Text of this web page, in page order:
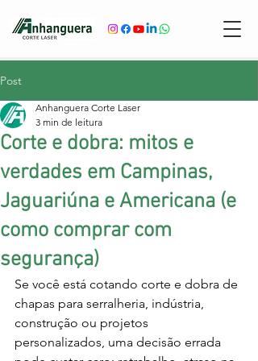
Post
Corte e dobra: mitos e
verdades em Campinas,
Jaguariúna e Americana (e
como comprar com
segurança)
Anhanguera Corte Laser
3 min de leitura
Se você está cotando corte e dobra de
chapas para serralheria, indústria,
construção ou projetos
personalizados, uma decisão errada